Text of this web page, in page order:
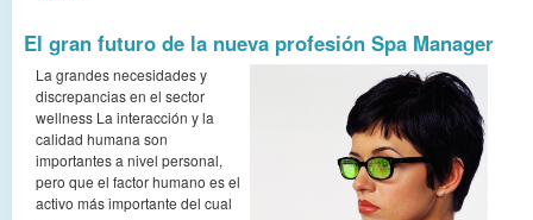
El gran futuro de la nueva profesión Spa Manager
La grandes necesidades y
discrepancias en el sector
wellness La interacción y la
calidad humana son
importantes a nivel personal,
pero que el factor humano es el
activo más importante del cual